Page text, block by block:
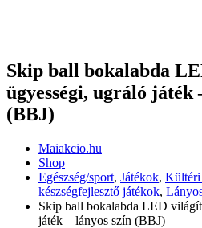
Skip ball bokalabda
ügyességi, ugráló játék
(BBJ)
Maiakcio.hu
Shop
Egészség/sport, Játékok, Kültéri
készségfejlesztő játékok,
Skip ball bokalabda LED
játék – lányos szín (BBJ)